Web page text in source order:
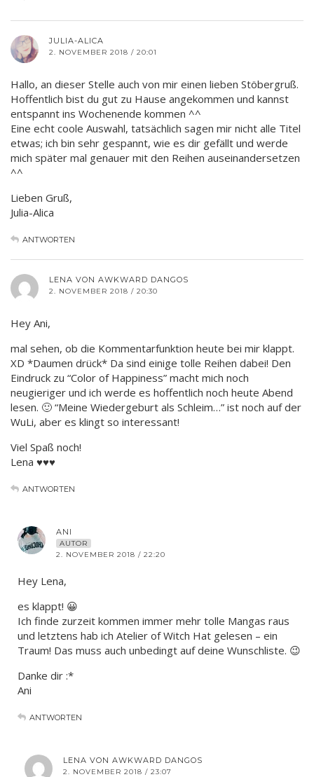
JULIA-ALICA
2. NOVEMBER 2018 / 20:01
Hallo, an dieser Stelle auch von mir einen lieben Stöbergruß.
Hoffentlich bist du gut zu Hause angekommen und kannst
entspannt ins Wochenende kommen ^^
Eine echt coole Auswahl, tatsächlich sagen mir nicht alle Titel
etwas; ich bin sehr gespannt, wie es dir gefällt und werde
mich später mal genauer mit den Reihen auseinandersetzen
^^
Lieben Gruß,
Julia-Alica
ANTWORTEN
LENA VON AWKWARD DANGOS
2. NOVEMBER 2018 / 20:30
Hey Ani,
mal sehen, ob die Kommentarfunktion heute bei mir klappt.
XD *Daumen drück* Da sind einige tolle Reihen dabei! Den
Eindruck zu “Color of Happiness” macht mich noch
neugieriger und ich werde es hoffentlich noch heute Abend
lesen. 🙂 “Meine Wiedergeburt als Schleim…” ist noch auf der
WuLi, aber es klingt so interessant!
Viel Spaß noch!
Lena ♥♥♥
ANTWORTEN
ANI
AUTOR
2. NOVEMBER 2018 / 22:20
Hey Lena,
es klappt! 😀
Ich finde zurzeit kommen immer mehr tolle Mangas raus
und letztens hab ich Atelier of Witch Hat gelesen – ein
Traum! Das muss auch unbedingt auf deine Wunschliste. 😉
Danke dir :*
Ani
ANTWORTEN
LENA VON AWKWARD DANGOS
2. NOVEMBER 2018 / 23:07